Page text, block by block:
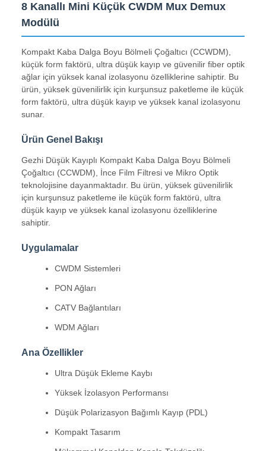
8 Kanallı Mini Küçük CWDM Mux Demux
Modülü
Kompakt Kaba Dalga Boyu Bölmeli Çoğaltıcı (CCWDM),
küçük form faktörü, ultra düşük kayıp ve güvenilir fiber optik
ağlar için yüksek kanal izolasyonu özelliklerine sahiptir. Bu
ürün, yüksek güvenilirlik için kurşunsuz paketleme ile küçük
form faktörü, ultra düşük kayıp ve yüksek kanal izolasyonu
sunar.
Ürün Genel Bakışı
Gezhi Düşük Kayıplı Kompakt Kaba Dalga Boyu Bölmeli
Çoğaltıcı (CCWDM), İnce Film Filtresi ve Mikro Optik
teknolojisine dayanmaktadır. Bu ürün, yüksek güvenilirlik
için kurşunsuz paketleme ile küçük form faktörü, ultra
düşük kayıp ve yüksek kanal izolasyonu özelliklerine
sahiptir.
Uygulamalar
CWDM Sistemleri
PON Ağları
CATV Bağlantıları
WDM Ağları
Ana Özellikler
Ultra Düşük Ekleme Kaybı
Yüksek İzolasyon Performansı
Düşük Polarizasyon Bağımlı Kayıp (PDL)
Kompakt Tasarım